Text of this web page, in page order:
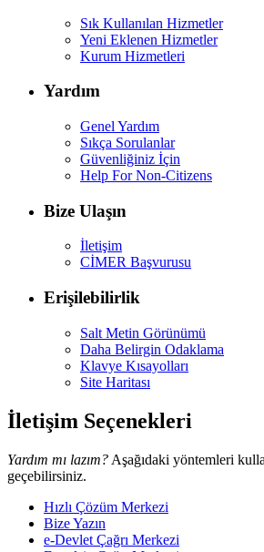
Sık Kullanılan Hizmetler
Yeni Eklenen Hizmetler
Kurum Hizmetleri
Yardım
Genel Yardım
Sıkça Sorulanlar
Güvenliğiniz İçin
Help For Non-Citizens
Bize Ulaşın
İletişim
CİMER Başvurusu
Erişilebilirlik
Salt Metin Görünümü
Daha Belirgin Odaklama
Klavye Kısayolları
Site Haritası
İletişim Seçenekleri
Yardım mı lazım? Aşağıdaki yöntemleri
geçebilirsiniz.
Hızlı Çözüm Merkezi
Bize Yazın
e-Devlet Çağrı Merkezi